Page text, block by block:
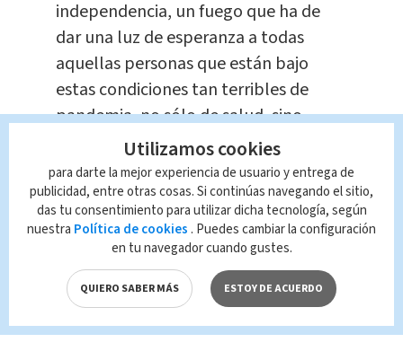
independencia, un fuego que ha de
dar una luz de esperanza a todas
aquellas personas que están bajo
estas condiciones tan terribles de
pandemia, no sólo de salud, sino
económicas y otras repercusiones que
son colaterales a esta enfermedad.
Esta enfermedad no da segundas
oportunidades y es un gran honor
recibirlo en nombre del sector salud,
tanto hospitalario como pre-
hospitalario” agradeció el Dr. Vargas,
jefe del CEACO.
Utilizamos cookies
para darte la mejor experiencia de usuario y entrega de
publicidad, entre otras cosas. Si continúas navegando el sitio,
das tu consentimiento para utilizar dicha tecnología, según
nuestra Política de cookies . Puedes cambiar la configuración
en tu navegador cuando gustes.
QUIERO SABER MÁS ESTOY DE ACUERDO